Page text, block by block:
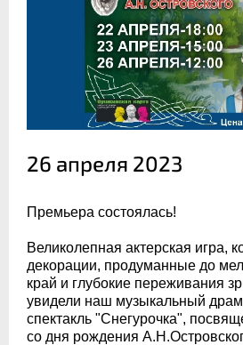
26 апреля 2023
Премьера состоялась!
Великолепная актерская игра,
декорации, продуманные до
край и глубокие переживания
увидели наш музыкальный
спектакль "Снегурочка",
со дня рождения